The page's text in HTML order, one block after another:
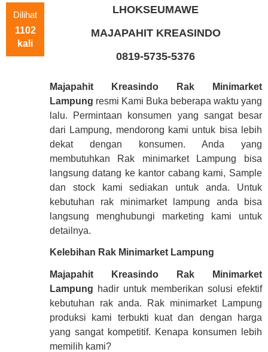
Dilihat
1102
kali
LHOKSEUMAWE
MAJAPAHIT KREASINDO
0819-5735-5376
Majapahit Kreasindo Rak Minimarket
Lampung resmi Kami Buka beberapa waktu yang
lalu. Permintaan konsumen yang sangat besar
dari Lampung, mendorong kami untuk bisa lebih
dekat dengan konsumen. Anda yang
membutuhkan Rak minimarket Lampung bisa
langsung datang ke kantor cabang kami, Sample
dan stock kami sediakan untuk anda. Untuk
kebutuhan rak minimarket lampung anda bisa
langsung menghubungi marketing kami untuk
detailnya.
Kelebihan Rak Minimarket Lampung
Majapahit Kreasindo Rak Minimarket
Lampung hadir untuk memberikan solusi efektif
kebutuhan rak anda. Rak minimarket Lampung
produksi kami terbukti kuat dan dengan harga
yang sangat kompetitif. Kenapa konsumen lebih
memilih kami?